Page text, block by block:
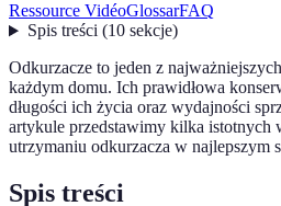
Ressource VidéoGlossarFAQ
Spis treści(10 sekcje)
Odkurzacze to jeden z
każdym domu. Ich prawidłowa
długości ich życia oraz wydajności
artykule przedstawimy kilka istotnych
utrzymaniu odkurzacza w najlepszym
Spis treści